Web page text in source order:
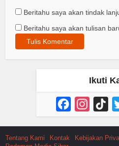
Beritahu saya akan tindak
Beritahu saya akan tulisan
Ikuti
Facebook
Tentang Kami Kontak Kebijakan